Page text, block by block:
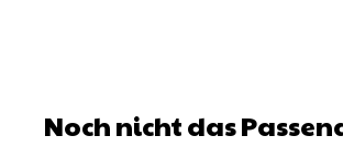
Noch nicht das